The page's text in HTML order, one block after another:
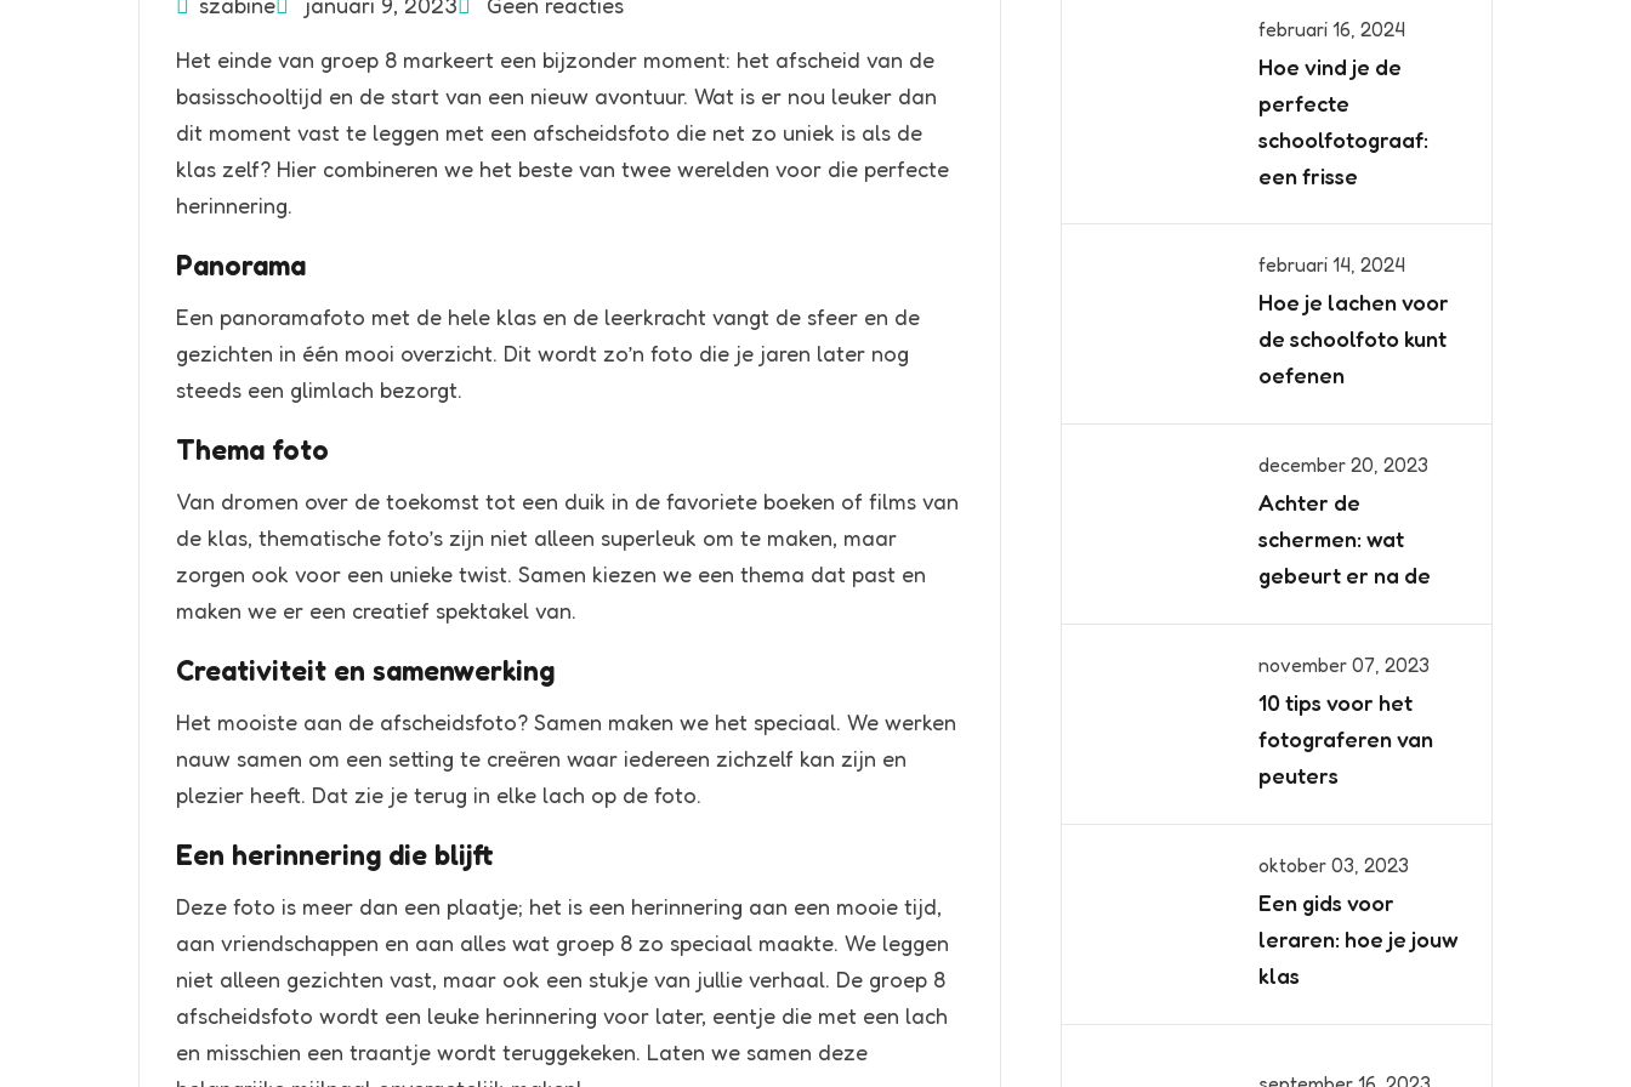
Het einde van groep 8 markeert een bijzonder moment: het afscheid van de
basisschooltijd en de start van een nieuw avontuur. Wat is er nou leuker dan
dit moment vast te leggen met een afscheidsfoto die net zo uniek is als de
klas zelf? Hier combineren we het beste van twee werelden voor die perfecte
herinnering.
Panorama
Een panoramafoto met de hele klas en de leerkracht vangt de sfeer en de
gezichten in één mooi overzicht. Dit wordt zo’n foto die je jaren later nog
steeds een glimlach bezorgt.
Thema foto
Van dromen over de toekomst tot een duik in de favoriete boeken of films van
de klas, thematische foto’s zijn niet alleen superleuk om te maken, maar
zorgen ook voor een unieke twist. Samen kiezen we een thema dat past en
maken we er een creatief spektakel van.
Creativiteit en samenwerking
Het mooiste aan de afscheidsfoto? Samen maken we het speciaal. We werken
nauw samen om een setting te creëren waar iedereen zichzelf kan zijn en
plezier heeft. Dat zie je terug in elke lach op de foto.
Een herinnering die blijft
Deze foto is meer dan een plaatje; het is een herinnering aan een mooie tijd,
aan vriendschappen en aan alles wat groep 8 zo speciaal maakte. We leggen
niet alleen gezichten vast, maar ook een stukje van jullie verhaal. De groep 8
afscheidsfoto wordt een leuke herinnering voor later, eentje die met een lach
en misschien een traantje wordt teruggekeken. Laten we samen deze
februari 16, 2024
Hoe vind je de
perfecte
schoolfotograaf:
een frisse
februari 14, 2024
Hoe je lachen voor
de schoolfoto kunt
oefenen
december 20, 2023
Achter de
schermen: wat
gebeurt er na de
november 07, 2023
10 tips voor het
fotograferen van
peuters
oktober 03, 2023
Een gids voor
leraren: hoe je jouw
klas